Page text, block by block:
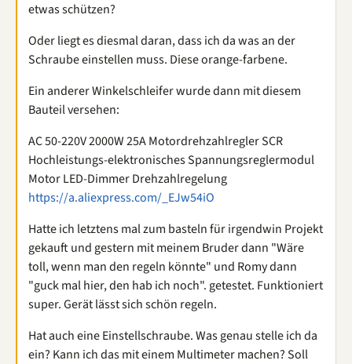
etwas schützen?
Oder liegt es diesmal daran, dass ich da was an der
Schraube einstellen muss. Diese orange-farbene.
Ein anderer Winkelschleifer wurde dann mit diesem
Bauteil versehen:
AC 50-220V 2000W 25A Motordrehzahlregler SCR
Hochleistungs-elektronisches Spannungsreglermodul
Motor LED-Dimmer Drehzahlregelung
https://a.aliexpress.com/_EJw54iO
Hatte ich letztens mal zum basteln für irgendwin Projekt
gekauft und gestern mit meinem Bruder dann "Wäre
toll, wenn man den regeln könnte" und Romy dann
"guck mal hier, den hab ich noch". getestet. Funktioniert
super. Gerät lässt sich schön regeln.
Hat auch eine Einstellschraube. Was genau stelle ich da
ein? Kann ich das mit einem Multimeter machen? Soll